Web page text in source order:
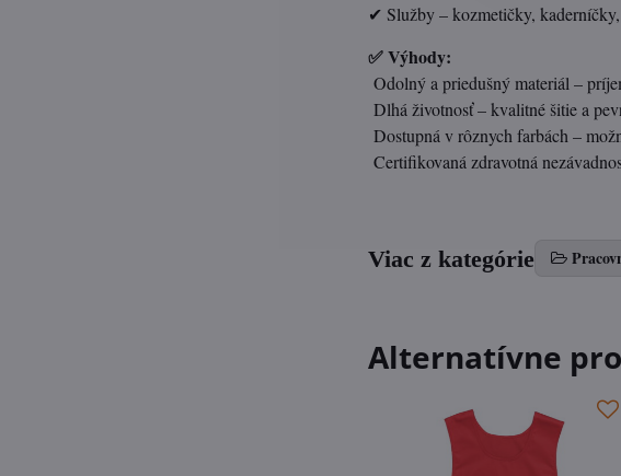
✔ Služby – kozmetičky,
✅ Výhody:
Odolný a priedušný materiál –
Dlhá životnosť – kvalitné šitie a
Dostupná v rôznych farbách –
Certifikovaná zdravotná
Viac z kategórie
Alternatívne